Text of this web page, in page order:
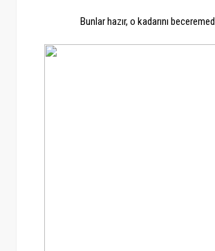
Bunlar hazır, o kadarını